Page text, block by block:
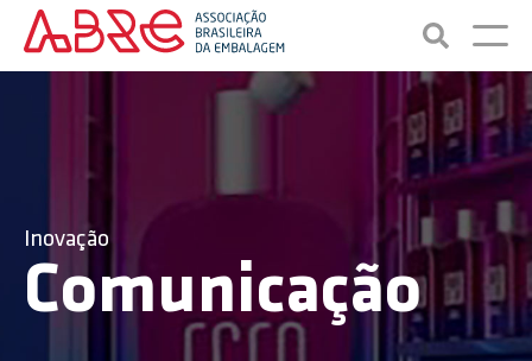
Inovação
Comunicação